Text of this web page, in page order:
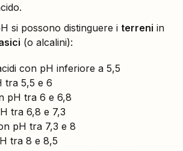
si possono distinguere i terreni in
(o alcalini):
con pH inferiore a 5,5
tra 5,5 e 6
pH tra 6 e 6,8
tra 6,8 e 7,3
pH tra 7,3 e 8
tra 8 e 8,5